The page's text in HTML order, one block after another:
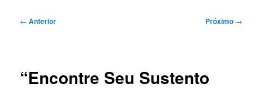
Navegação
← Anterior Próximo →
“Encontre Seu Sustento